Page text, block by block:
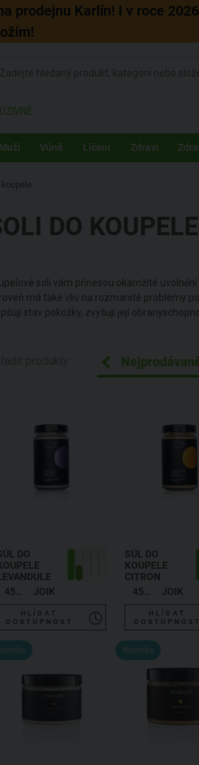
prodejnu Karlín! I v roce
Vůně Líčení Zdraví
DO KOUPELE
soli vám přinesou okamžité
má také vliv na rozmanité problémy
stav pokožky, zvyšují její
DO
450 g
JOIK
HLÍDAT
DOSTUPNOST
SŮL DO
KOUPELE
CITRON
450 g
JOIK
HLÍDAT
DOSTUPNOST
Novinka